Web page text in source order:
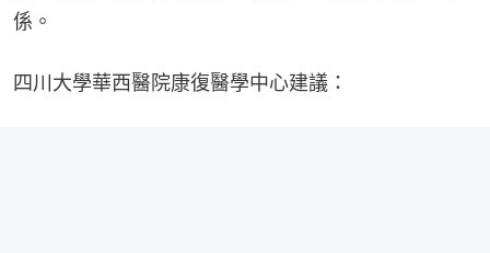
係。
四川大學華西醫院康復醫學中心建議：